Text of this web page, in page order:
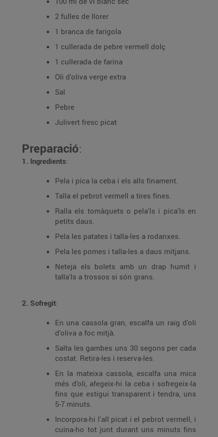
2 fulles de llorer
1 branca de farigola
1 cullerada de pebre vermell dolç
1 cullerada de farina
Oli d'oliva verge extra
Sal
Pebre
Julivert fresc picat
Preparació:
1. Ingredients:
Pela i pica la ceba i els alls finament.
Talla el pebrot vermell a tires fines.
Ralla els tomàquets o pela'ls i pica'ls en
petits daus.
Pela les patates i talla-les a rodanxes.
Pela les pomes i talla-les a daus mitjans.
Neteja els bolets amb un drap humit i
talla'ls a trossos si són grans.
2. Sofregit:
En una cassola gran, escalfa un raig d'oli
d'oliva a foc mitjà.
Salta les gambes uns 30 segons per cada
costat. Retira-les i reserva-les.
En la mateixa cassola, escalfa una mica
més d’oli, afegeix-hi la ceba i sofregeix-la
fins que estigui transparent i tendra, uns
5-7 minuts.
Incorpora-hi l'all picat i el pebrot vermell, i
cuina-ho tot junt durant uns minuts fins